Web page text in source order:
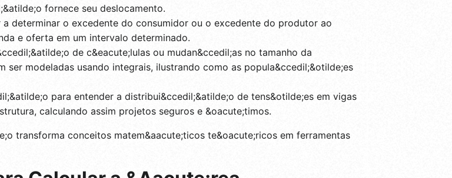
fornece seu deslocamento.
determinar o excedente do consumidor ou o excedente do produtor ao
e oferta em um intervalo determinado.
de c&eacute;lulas ou mudan&ccedil;as no tamanho da
modeladas usando integrais, ilustrando como as popula&ccedil;&otilde;es
para entender a distribui&ccedil;&atilde;o de tens&otilde;es em vigas
calculando assim projetos seguros e &oacute;timos.
transforma conceitos matem&aacute;ticos te&oacute;ricos em ferramentas